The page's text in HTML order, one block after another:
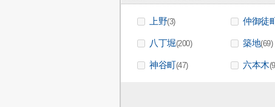
上野(3) 仲御徒
八丁堀(200) 築地(69)
神谷町(47) 六本木